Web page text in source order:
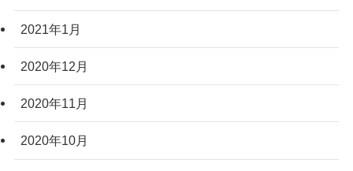
2021年1月
2020年12月
2020年11月
2020年10月